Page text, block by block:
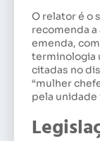
O relator é o
recomenda
emenda,
terminologia
citadas no
“mulher
pela unidade